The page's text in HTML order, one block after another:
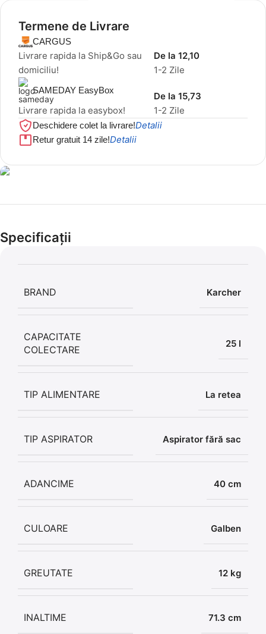
Termene de Livrare
CARGUS
Livrare rapida la Ship&Go sau
domiciliu!
1-2 Zile
De la 12,10
SAMEDAY EasyBox
Livrare rapida la easybox! 1-2 Zile
De la 15,73
Deschidere colet la livrare!Detalii
Retur gratuit 14 zile!Detalii
Cel mai mic preț!
56,86 LEI
Specificații
BRAND Karcher
CAPACITATE
COLECTARE
25 l
TIP ALIMENTARE La retea
TIP ASPIRATOR Aspirator fără sac
ADANCIME 40 cm
CULOARE Galben
GREUTATE 12 kg
INALTIME 71.3 cm